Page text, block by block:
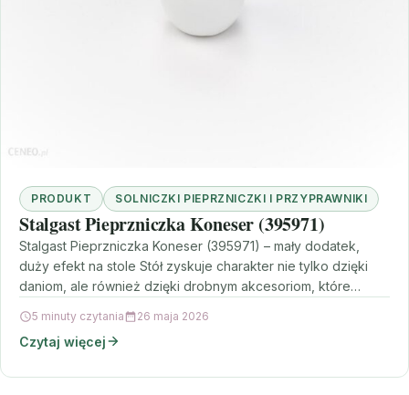
PRODUKT SOLNICZKI PIEPRZNICZKI I PRZYPRAWNIKI
Stalgast Pieprzniczka Koneser (395971)
Stalgast Pieprzniczka Koneser (395971) – mały dodatek,
duży efekt na stole Stół zyskuje charakter nie tylko dzięki
daniom, ale również dzięki drobnym akcesoriom, które…
5 minuty czytania 26 maja 2026
Czytaj więcej